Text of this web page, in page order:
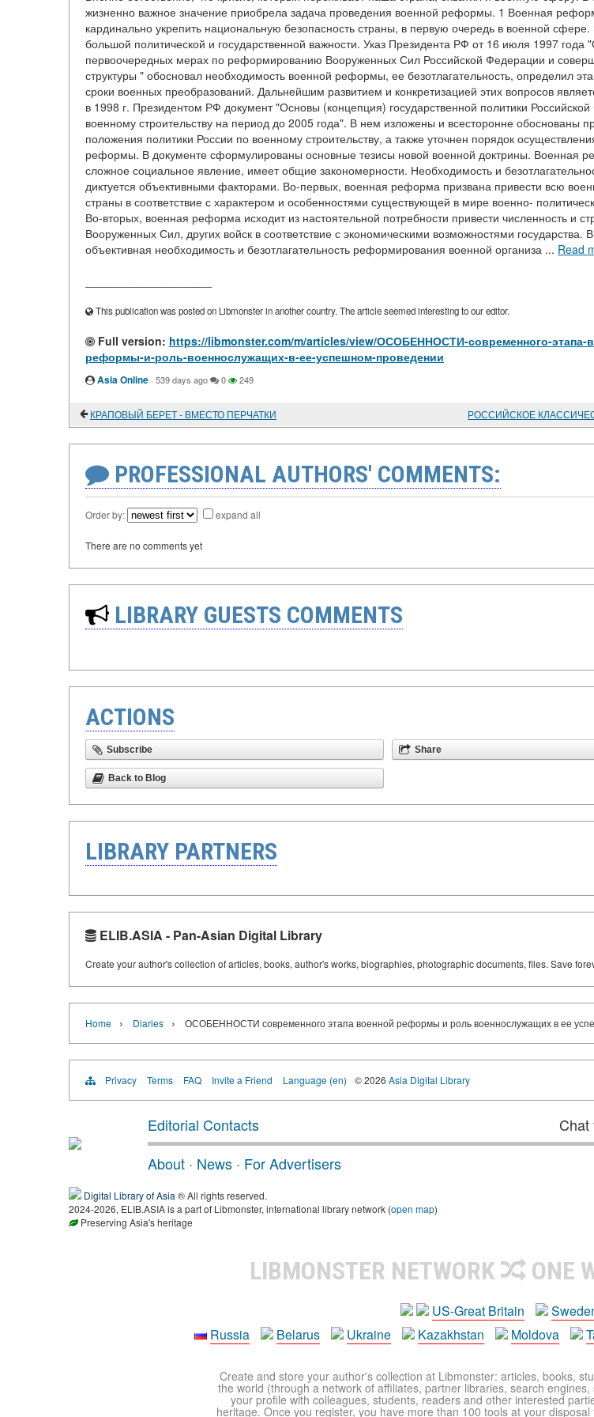
жизненно важное значение приобрела задача проведения военной реформы. 1 Военная
кардинально укрепить национальную безопасность страны, в первую очередь в военной сфере.
большой политической и государственной важности. Указ Президента РФ от 16 июля 1997 года
первоочередных мерах по реформированию Вооруженных Сил Российской Федерации и
структуры " обосновал необходимость военной реформы, ее безотлагательность, определил
сроки военных преобразований. Дальнейшим развитием и конкретизацией этих вопросов
в 1998 г. Президентом РФ документ "Основы (концепция) государственной политики
военному строительству на период до 2005 года". В нем изложены и всесторонне обоснованы
положения политики России по военному строительству, а также уточнен порядок
реформы. В документе сформулированы основные тезисы новой военной доктрины. Военная
сложное социальное явление, имеет общие закономерности. Необходимость и
диктуется объективными факторами. Во-первых, военная реформа призвана привести всю
страны в соответствие с характером и особенностями существующей в мире военно-
Во-вторых, военная реформа исходит из настоятельной потребности привести численность и
Вооруженных Сил, других войск в соответствие с экономическими возможностями государства.
объективная необходимость и безотлагательность реформирования военной организа ... Read
This publication was posted on Libmonster in another country. The article seemed interesting to our editor.
Full version: https://libmonster.com/m/articles/view/ОСОБЕННОСТИ-современного-этапа-
реформы-и-роль-военнослужащих-в-ее-успешном-проведении
Asia Online · 539 days ago 0 249
КРАПОВЫЙ БЕРЕТ - ВМЕСТО ПЕРЧАТКИ
PROFESSIONAL AUTHORS' COMMENTS:
Order by: expand all
There are no comments yet
LIBRARY GUESTS COMMENTS
ACTIONS
Subscribe Share
Back to Blog
LIBRARY PARTNERS
ELIB.ASIA - Pan-Asian Digital Library
Create your author's collection of articles, books, author's works, biographies, photographic documents, files. Save
Home › Diaries › ОСОБЕННОСТИ современного этапа военной реформы и роль военнослужащих в ее
Privacy Terms FAQ Invite a Friend Language (en) © 2026 Asia Digital Library
Editorial Contacts Chat
About · News · For Advertisers
Digital Library of Asia ® All rights reserved.
2024-2026, ELIB.ASIA is a part of Libmonster, international library network (open map)
Preserving Asia's heritage
LIBMONSTER NETWORK ONE
US-Great Britain
Russia
Belarus Ukraine Kazakhstan Moldova
Create and store your author's collection at Libmonster: articles, books,
the world (through a network of affiliates, partner libraries, search
your profile with colleagues, students, readers and other interested
heritage. Once you register, you have more than 100 tools at your